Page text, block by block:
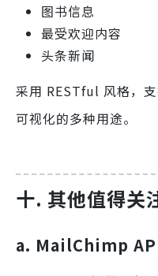
图书信息
最受欢迎内容
头条新闻
采用 RESTful 风格，
可视化的多种用途。
十. 其他值得关
a. MailChimp